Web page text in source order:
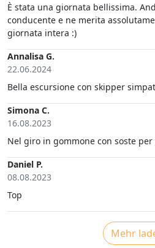
È stata una giornata bellissima.
conducente e ne merita
giornata intera :)
Annalisa G.
22.06.2024
Bella escursione con skipper
Simona C.
16.08.2023
Nel giro in gommone con soste
Daniel P.
08.08.2023
Top
Mehr